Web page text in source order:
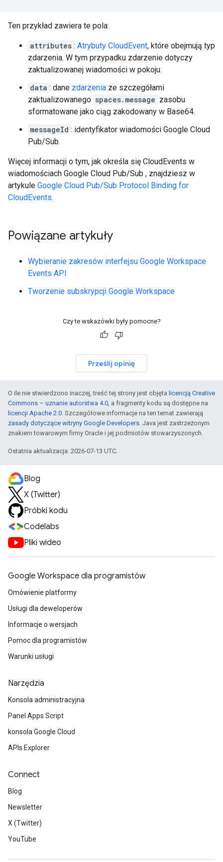
Ten przykład zawiera te pola:
attributes : Atrybuty CloudEvent, które obejmują typ
zdarzenia. W tym przypadku zdarzenie dotyczy
zaktualizowanej wiadomości w pokoju.
data : dane zdarzenia ze szczegółami
zaktualizowanego spaces.message zasobu
sformatowane jako ciąg zakodowany w Base64.
messageId : identyfikator wiadomości Google Cloud
Pub/Sub.
Więcej informacji o tym, jak określa się CloudEvents w
wiadomościach Google Cloud Pub/Sub , znajdziesz w
artykule Google Cloud Pub/Sub Protocol Binding for
CloudEvents.
Powiązane artykuły
Wybieranie zakresów interfejsu Google Workspace
Events API
Tworzenie subskrypcji Google Workspace
Czy te wskazówki były pomocne?
Prześlij opinię
O ile nie stwierdzono inaczej, treść tej strony jest objęta licencją Creative
Commons – uznanie autorstwa 4.0, a fragmenty kodu są dostępne na
licencji Apache 2.0. Szczegółowe informacje na ten temat zawierają
zasady dotyczące witryny Google Developers. Java jest zastrzeżonym
znakiem towarowym firmy Oracle i jej podmiotów stowarzyszonych.
Ostatnia aktualizacja: 2026-07-13 UTC.
Blog
X (Twitter)
Próbki kodu
Codelabs
Pliki wideo
Google Workspace dla programistów
Omówienie platformy
Usługi dla deweloperów
Informacje o wersjach
Pomoc dla programistów
Warunki usługi
Narzędzia
Konsola administracyjna
Panel Apps Script
konsola Google Cloud
APIs Explorer
Connect
Blog
Newsletter
X (Twitter)
YouTube